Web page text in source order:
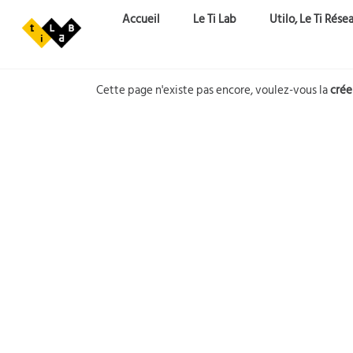
Aller au contenu principal
Accueil Le Ti Lab Utilo, Le Ti
Cette page n'existe pas encore, voulez-vous la